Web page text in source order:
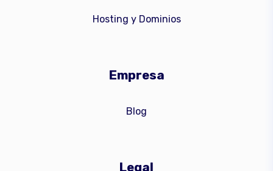
Hosting y Dominios
Empresa
Blog
Legal